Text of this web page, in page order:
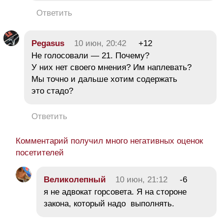
Ответить
Pegasus 10 июн, 20:42
+12
Не голосовали — 21. Почему?
У них нет своего мнения? Им наплевать?
Мы точно и дальше хотим содержать
это стадо?
Ответить
Комментарий получил много негативных оценок
посетителей
Великолепный 10 июн, 21:12
-6
я не адвокат горсовета. Я на стороне
закона, который надо выполнять.